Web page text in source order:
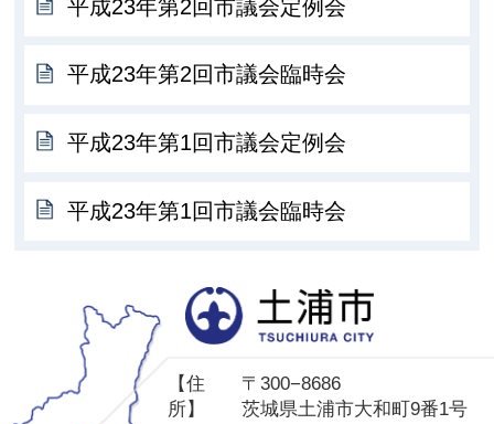
平成23年第2回市議会定例会
平成23年第2回市議会臨時会
平成23年第1回市議会定例会
平成23年第1回市議会臨時会
【住
所】
〒300−8686
茨城県土浦市大和町9番1号